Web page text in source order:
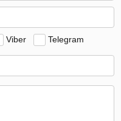
Viber Telegram